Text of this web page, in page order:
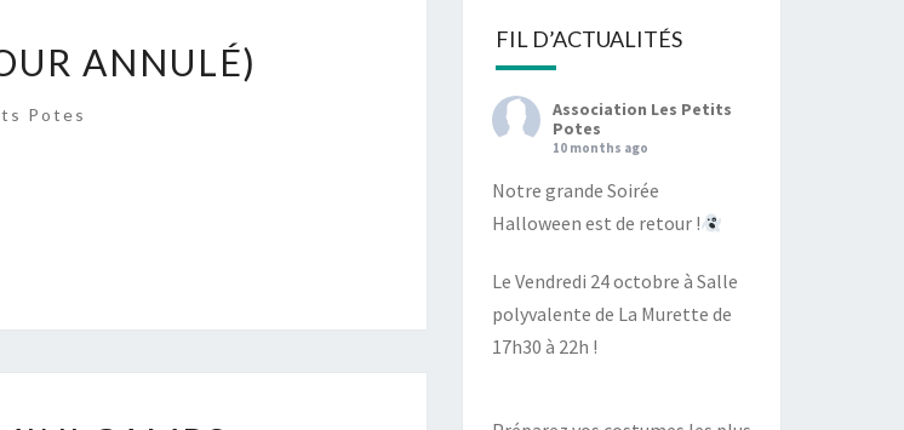
ANNULÉ)
Potes
FIL D’ACTUALITÉS
Association Les Petits
Potes
10 months ago
Notre grande Soirée
Halloween est de retour !
Le Vendredi 24 octobre à Salle
polyvalente de La Murette de
17h30 à 22h !